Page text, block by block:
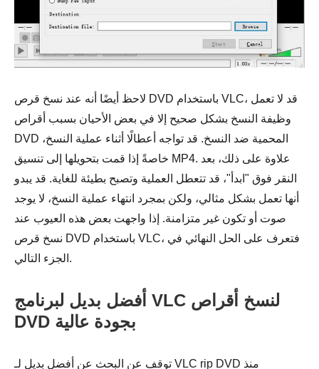
لاحظ أيضًا أنه عند نسخ قرص DVD باستخدام VLC، قد لا تعمل
وظيفة النسخ بشكل صحيح إلا في بعض الأحيان بسبب أقراص
DVD المحمية ضد النسخ. قد تواجه أعطالًا أثناء عملية النسخ،
خاصةً إذا قمت بتحويلها إلى تنسيق MP4. علاوة على ذلك، بعد
النقر فوق "ابدأ"، قد تتعطل العملية وتصبح بطيئة للغاية. قد يبدو
أنها تعمل بشكل مثالي، ولكن بمجرد انتهاء عملية النسخ، لا يوجد
صوت أو تكون غير متزامنة. إذا واجهت بعض هذه العيوب عند
نسخ قرص DVD باستخدام VLC، فتعرف على الحل النهائي في
الجزء التالي.
أفضل بديل لبرنامج VLC لنسخ أقراص
DVD بجودة عالية
توقف عن البحث عن أفضل بديل لـ VLC rip DVD منذ